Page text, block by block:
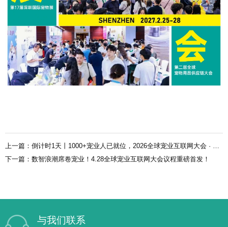
下一篇：数智浪潮席卷宠业！4.28全球宠业互联网大会议程重磅首发！
与我们联系